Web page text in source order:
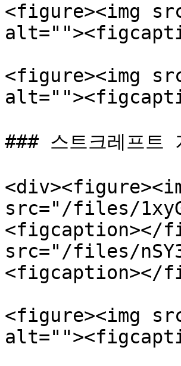
<figure><img
<figure><img
### 스트크레프트
src="/files/
<figcaption></
src="/files/
<figcaption></
<figure><img